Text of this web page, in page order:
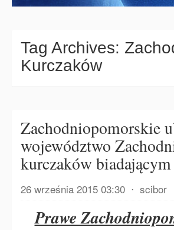
Tag Archives:
Kurczaków
Zachodniopomorskie
województwo
kurczaków biadającym
26 września 2015 03:30 ⋅ scibor
Prawe